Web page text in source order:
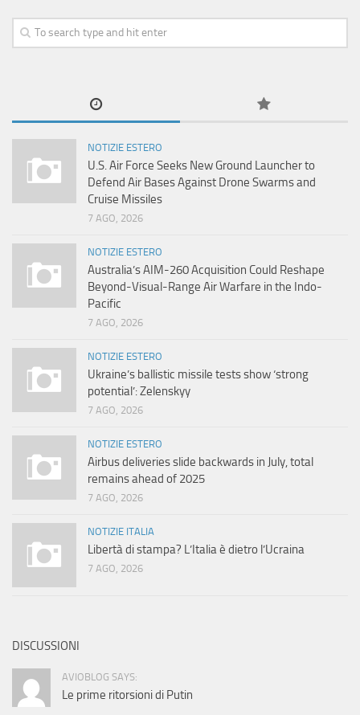
NOTIZIE ESTERO
U.S. Air Force Seeks New Ground Launcher to
Defend Air Bases Against Drone Swarms and
Cruise Missiles
7 AGO, 2026
NOTIZIE ESTERO
Australia’s AIM-260 Acquisition Could Reshape
Beyond-Visual-Range Air Warfare in the Indo-
Pacific
7 AGO, 2026
NOTIZIE ESTERO
Ukraine’s ballistic missile tests show ‘strong
potential’: Zelenskyy
7 AGO, 2026
NOTIZIE ESTERO
Airbus deliveries slide backwards in July, total
remains ahead of 2025
7 AGO, 2026
NOTIZIE ITALIA
Libertà di stampa? L’Italia è dietro l’Ucraina
7 AGO, 2026
DISCUSSIONI
AVIOBLOG SAYS:
Le prime ritorsioni di Putin